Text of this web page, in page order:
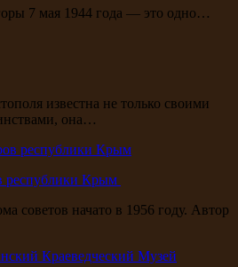
7 мая 1944 года — это одно…
известна не только своими
она…
республики Крым
советов начато в 1956 году. Автор